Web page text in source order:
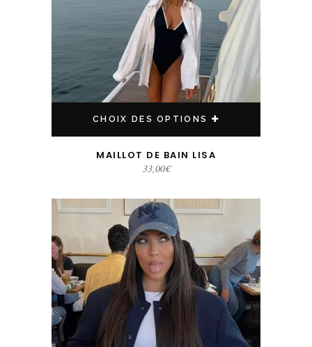
CHOIX DES OPTIONS
MAILLOT DE BAIN LISA
33,00€
Ce produit a plusieurs variations. Les options peuvent être choisies sur la page du produit